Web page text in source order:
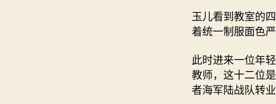
玉儿看到教室的
着统一制服面色
此时进来一位年
教师，这十二位
者海军陆战队转